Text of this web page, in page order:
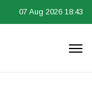
07 Aug 2026 18:43